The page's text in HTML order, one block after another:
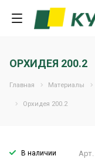
ОРХИДЕЯ 200.2
Главная Материалы
Орхидея 200.2
В наличии Арт.